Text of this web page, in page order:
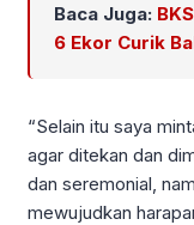
Baca Juga:
6 Ekor Curik
“Selain itu saya
agar ditekan dan
dan seremonial,
mewujudkan